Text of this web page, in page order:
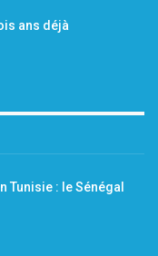
ans déjà
Tunisie : le Sénégal